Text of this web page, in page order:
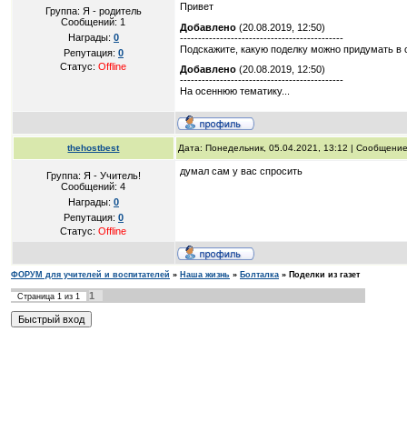
Группа: Я - родитель
Сообщений: 1
Награды: 0
Репутация: 0
Статус:Offline
Привет
Добавлено (20.08.2019, 12:50)
---------------------------------------------
Подскажите, какую поделку можно придумать в
Добавлено (20.08.2019, 12:50)
---------------------------------------------
На осеннюю тематику...
thehostbest Дата: Понедельник, 05.04.2021, 13:12 |
Группа: Я - Учитель!
Сообщений:4
Награды: 0
Репутация: 0
Статус:Offline
думал сам у вас спросить
ФОРУМ для учителей и воспитателей » Наша жизнь » Болталка » Поделки из газет
Страница 1 из 1 1